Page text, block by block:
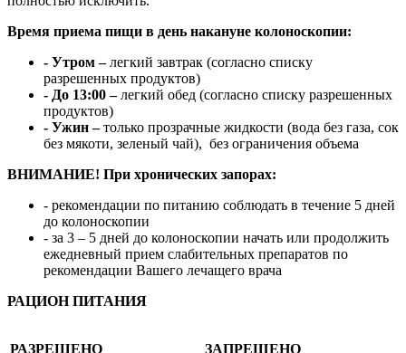
Время приема пищи в день накануне колоноскопии:
- Утром –легкий завтрак (согласно списку
разрешенных продуктов)
- До 13:00 –легкий обед (согласно списку разрешенных
продуктов)
- Ужин –только прозрачные жидкости (вода без газа, сок
без мякоти, зеленый чай), без ограничения объема
ВНИМАНИЕ! При хронических запорах:
- рекомендации по питанию соблюдать в течение 5 дней
до колоноскопии
- за 3 – 5 дней до колоноскопии начать или продолжить
ежедневный прием слабительных препаратов по
рекомендации Вашего лечащего врача
РАЦИОН ПИТАНИЯ
РАЗРЕШЕНО ЗАПРЕЩЕНО